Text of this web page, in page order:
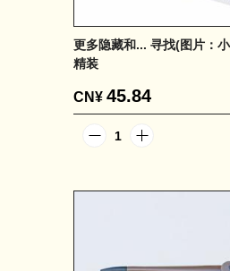
更多隐藏和... 寻找(图片：小西
精装
CN¥ 45.84
1